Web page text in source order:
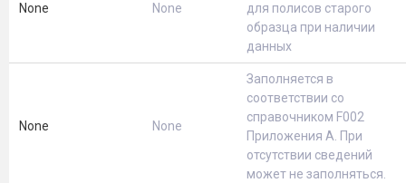
None None
для полисов старого
образца при наличии
данных
None None
Заполняется в
соответствии со
справочником F002
Приложения А. При
отсутствии сведений
может не заполняться.